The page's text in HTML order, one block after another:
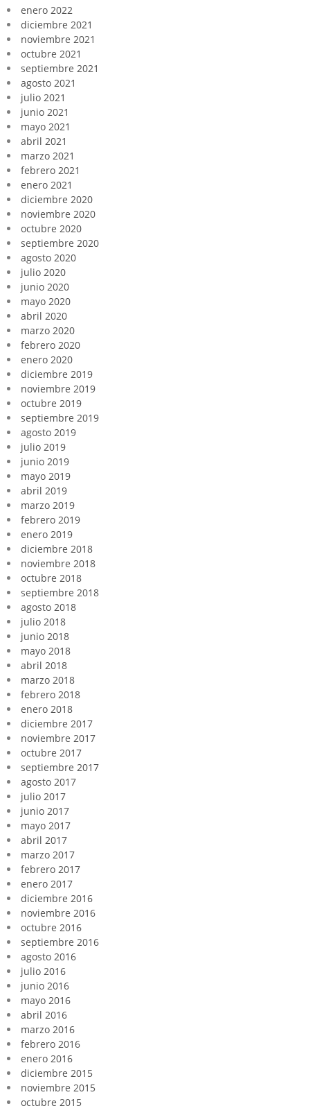
enero 2022
diciembre 2021
noviembre 2021
octubre 2021
septiembre 2021
agosto 2021
julio 2021
junio 2021
mayo 2021
abril 2021
marzo 2021
febrero 2021
enero 2021
diciembre 2020
noviembre 2020
octubre 2020
septiembre 2020
agosto 2020
julio 2020
junio 2020
mayo 2020
abril 2020
marzo 2020
febrero 2020
enero 2020
diciembre 2019
noviembre 2019
octubre 2019
septiembre 2019
agosto 2019
julio 2019
junio 2019
mayo 2019
abril 2019
marzo 2019
febrero 2019
enero 2019
diciembre 2018
noviembre 2018
octubre 2018
septiembre 2018
agosto 2018
julio 2018
junio 2018
mayo 2018
abril 2018
marzo 2018
febrero 2018
enero 2018
diciembre 2017
noviembre 2017
octubre 2017
septiembre 2017
agosto 2017
julio 2017
junio 2017
mayo 2017
abril 2017
marzo 2017
febrero 2017
enero 2017
diciembre 2016
noviembre 2016
octubre 2016
septiembre 2016
agosto 2016
julio 2016
junio 2016
mayo 2016
abril 2016
marzo 2016
febrero 2016
enero 2016
diciembre 2015
noviembre 2015
octubre 2015